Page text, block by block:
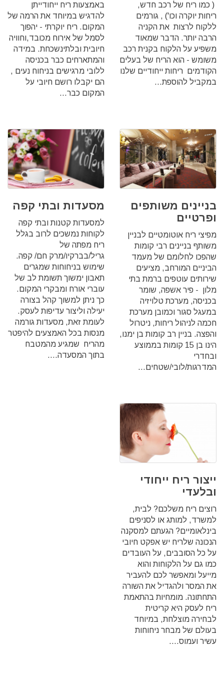
( כמו ריח של רכב חדש,
ריחות יוקרה וכו') , גורמים
ללקוח לרצות את הקניה
הרבה יותר.‏ הדבר שמאוד
משפיע על הלקוח בקנית רכב
משומש - הוא הריח של בעלים
הקודמים ריחות ייחודיים שלנו
במקביל להוספת...
באמצעות ריח ייחודייתן
להדגיש במיוחד את הרמה של
המקום. ריח יוקרתי - יהפוך
לסמל של אירוח מכובד,וחוויה
חיובית ובלתינשכחת.‏ במידה
והמתארחים כבר בכניסה
ללובי מרגישים בניחוח נעים ,
הם יקבלו רושם חיובי על
המקום כבר...
בניינים משותפים
ופרטיים
מפיצי ריח אוטומטיים לבניין
משותף בניינים רבי קומות
שהפכו לחלומם של מעמד
הביניים המורחב, מציעים
שירותים עוטפים ברמת בתי
מלון - פיר אשפה, שומר
בכניסה, מערכת טלויזיה
במעגל סגור וכמובן מערכת
חכמה לניהול ריחות, ניטרול
והפצה. בניין רב קומות בן ימנו,
הינו בן 15 קומות בממוצע
ובחדרי
המדרגות/לובי/שטחים...
מסעדות ובתי קפה
למסעדות קטנות ובתי קפה
לקוחות נמשכים לרוב בגלל
ריח מפתה של
גריל/בברקיו/מרק חם/ קפה.
שימוש בניחוחות שמגרים
תאבון ימשוך תשומת לב של
עוברי אורח ומבקרי המקום.
כך ניתן למשוך קהל בצורה
יעילה וליצור עדיפות לעסק.‏
לעומת זאת, מסעדות גורמה
מנסות בכל האמצעים להיפטר
מהריח שמגיע מהמטבח
בתוך המסעדה....
ייצור ריח ייחודי
ובלעדי
רוצים ריח משלכם? לבית,
למשרד, למותג או לסניפים
בינלאומיים? הגעתם למסקנה
הנכונה שלריח יש אפקט חיובי
על כל הסובבים, על העובדים
כמו גם על הלקוחות והוא
מייעל ומאפשר לכם להעביר
את המסר ולהגדיל את השורה
התחתונה. מומחיות בהתאמת
ריח לעסק היא קריטית
לבחירה מוצלחת, במיוחד
בעולם של מבחר ניחוחות
עשיר ועמוס....